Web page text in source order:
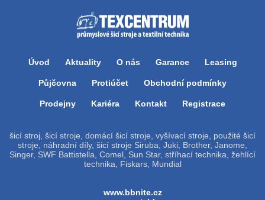
Úvod Aktuality O nás Garance Leasing
Půjčovna Protiúčet Obchodní podmínky
Prodejny Kariéra Kontakt Registrace
šicí stroj, šicí stroje, domácí šicí stroje, vyšívací stroje, použité šicí
stroje, náhradní díly, šicí stroje Siruba, Juki, Brother, Janome,
Singer, SWF Battistella, Comel, Sun Star, stříhací technika, žehlící
technika, Fiskars, Mundial
www.bbnite.cz